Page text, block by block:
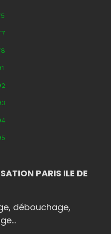
PARIS ILE DE
débouchage,